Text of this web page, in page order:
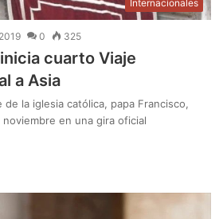
Internacionales
0 325
cuarto Viaje
a Asia
la iglesia católica, papa Francisco,
en una gira oficial